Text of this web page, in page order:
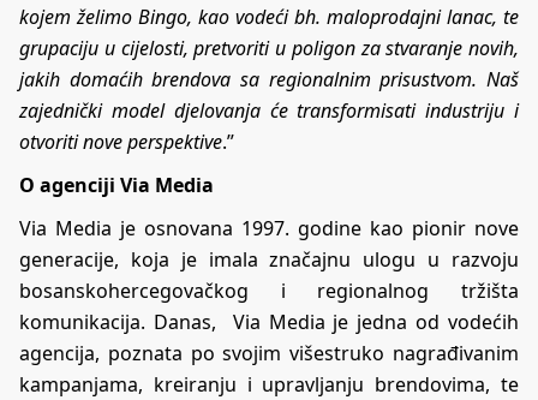
kojem želimo Bingo, kao vodeći bh. maloprodajni lanac, te
grupaciju u cijelosti, pretvoriti u poligon za stvaranje novih,
jakih domaćih brendova sa regionalnim prisustvom. Naš
zajednički model djelovanja će transformisati industriju i
otvoriti nove perspektive.”
O agenciji Via Media
Via Media je osnovana 1997. godine kao pionir nove
generacije, koja je imala značajnu ulogu u razvoju
bosanskohercegovačkog i regionalnog tržišta
komunikacija. Danas, Via Media je jedna od vodećih
agencija, poznata po svojim višestruko nagrađivanim
kampanjama, kreiranju i upravljanju brendovima, te